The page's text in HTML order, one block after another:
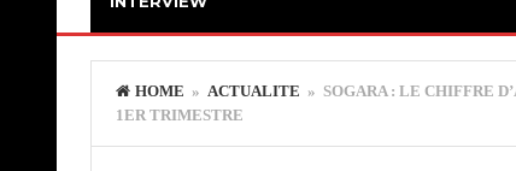
HOME » ACTUALITE » SOGARA : LE CHIFFRE
1ER TRIMESTRE